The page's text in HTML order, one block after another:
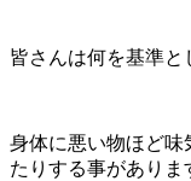
皆さんは何を基準と
身体に悪い物ほど味
たりする事がありま